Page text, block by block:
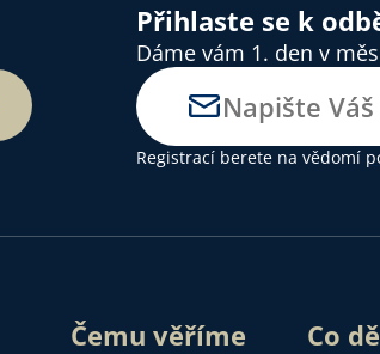
Přihlaste se k
Dáme vám 1. den v
Registrací berete na vědomí
Čemu věříme Co